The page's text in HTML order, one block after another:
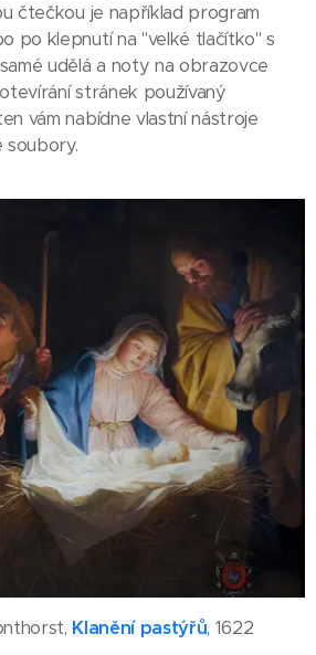
čtečkou je například program
po klepnutí na "velké tlačítko" s
udělá a noty na obrazovce
stránek používaný
vám nabídne vlastní nástroje
soubory.
Klanění pastýřů, 1622